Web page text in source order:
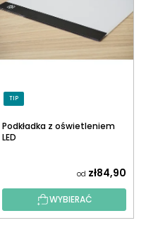
TIP
Podkładka z oświetleniem
LED
od zł84,90
WYBIERAĆ